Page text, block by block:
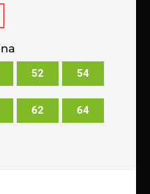
52 54
62 64